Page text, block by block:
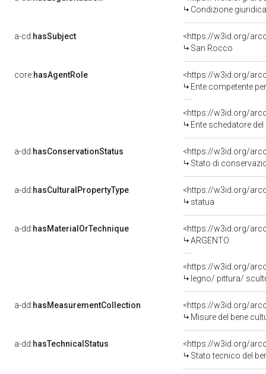
Condizione
a-cd:hasSubject
<https://w3id.org/
San Rocco
core:hasAgentRole
<https://w3id.org/
Ente competente per
<https://w3id.org/
Ente schedatore del
a-dd:hasConservationStatus
<https://w3id.org/
Stato di
a-dd:hasCulturalPropertyType
<https://w3id.org/
statua
a-dd:hasMaterialOrTechnique
<https://w3id.org/
ARGENTO
<https://w3id.org/
legno/ pittura/
a-dd:hasMeasurementCollection
<https://w3id.org/
Misure del bene
a-dd:hasTechnicalStatus
<https://w3id.org/
Stato tecnico del